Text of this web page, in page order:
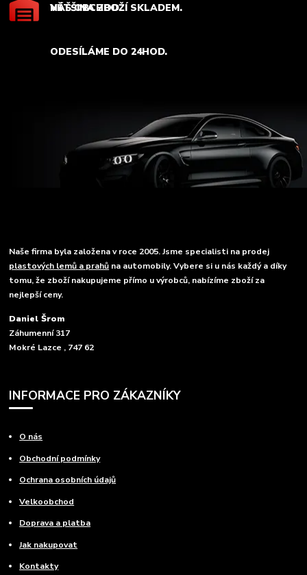
NÁŠ OBCHOD.
VĚTŠINA ZBOŽÍ SKLADEM.
ODESÍLÁME DO 24HOD.
Naše firma byla založena v roce 2005. Jsme specialisti na prodej
plastových lemů a prahů na automobily. Vybere si u nás každý a díky
tomu, že zboží nakupujeme přímo u výrobců, nabízíme zboží za
nejlepší ceny.
Daniel Šrom
Záhumenní 317
Mokré Lazce , 747 62
INFORMACE PRO ZÁKAZNÍKY
O nás
Obchodní podmínky
Ochrana osobních údajů
Velkoobchod
Doprava a platba
Jak nakupovat
Kontakty